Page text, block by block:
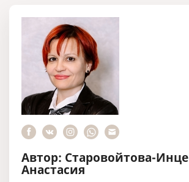
Автор: Старовойтова-Инце
Анастасия